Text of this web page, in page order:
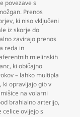
povezave s
Prenos
, ki niso vključeni
iz skorje do
zavirajo prenos
reda in
mielinskih
, ki običajno
– lahko multipla
, ki opravljajo gib v
na volarni
brahialno arterijo,
celice ovijejo s